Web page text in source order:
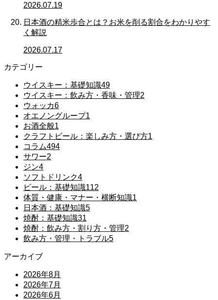
2026.07.19
日本酒の精米歩合とは？お米を削る割合をわかりやす
く解説
2026.07.17
カテゴリー
ウイスキー：基礎知識49
ウイスキー：飲み方・香味・管理2
ウォッカ6
オエノングループ1
お酒全般1
クラフトビール：楽しみ方・選び方1
コラム494
サワー2
ジン4
ソフトドリンク4
ビール：基礎知識112
体質・健康・マナー・横断知識1
日本酒：基礎知識5
焼酎：基礎知識31
焼酎：飲み方・割り方・管理2
飲み方・管理・トラブル5
アーカイブ
2026年8月
2026年7月
2026年6月